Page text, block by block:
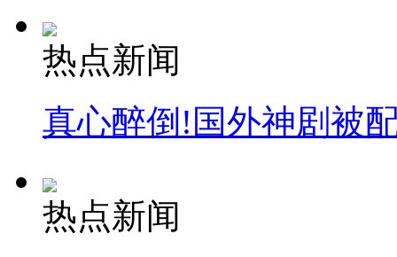
热点新闻
真心醉倒!国外神剧被
热点新闻